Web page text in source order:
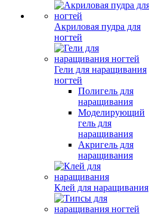
Акриловая пудра для
ногтей
Гели для наращивания
ногтей
Полигель для
наращивания
Моделирующий
гель для
наращивания
Акригель для
наращивания
Клей для наращивания